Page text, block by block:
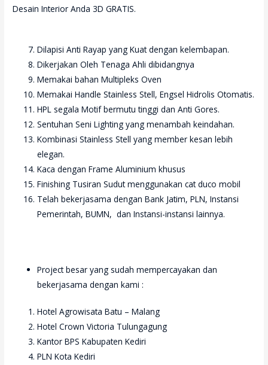
Desain Interior Anda 3D GRATIS.
Dilapisi Anti Rayap yang Kuat dengan kelembapan.
Dikerjakan Oleh Tenaga Ahli dibidangnya
Memakai bahan Multipleks Oven
Memakai Handle Stainless Stell, Engsel Hidrolis Otomatis.
HPL segala Motif bermutu tinggi dan Anti Gores.
Sentuhan Seni Lighting yang menambah keindahan.
Kombinasi Stainless Stell yang member kesan lebih
elegan.
Kaca dengan Frame Aluminium khusus
Finishing Tusiran Sudut menggunakan cat duco mobil
Telah bekerjasama dengan Bank Jatim, PLN, Instansi
Pemerintah, BUMN, dan Instansi-instansi lainnya.
Project besar yang sudah mempercayakan dan
bekerjasama dengan kami :
Hotel Agrowisata Batu – Malang
Hotel Crown Victoria Tulungagung
Kantor BPS Kabupaten Kediri
PLN Kota Kediri